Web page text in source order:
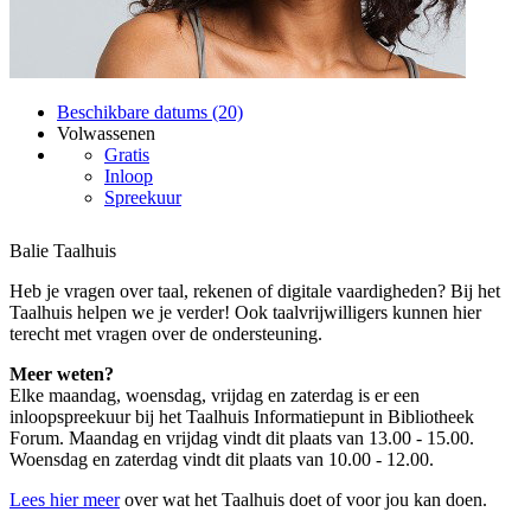
Beschikbare datums (20)
Volwassenen
Gratis
Inloop
Spreekuur
Balie Taalhuis
Heb je vragen over taal, rekenen of digitale vaardigheden? Bij het
Taalhuis helpen we je verder! Ook taalvrijwilligers kunnen hier
terecht met vragen over de ondersteuning.
Meer weten?
Elke maandag, woensdag, vrijdag en zaterdag is er een
inloopspreekuur bij het Taalhuis Informatiepunt in Bibliotheek
Forum. Maandag en vrijdag vindt dit plaats van 13.00 - 15.00.
Woensdag en zaterdag vindt dit plaats van 10.00 - 12.00.
Lees hier meerover wat het Taalhuis doet of voor jou kan doen.